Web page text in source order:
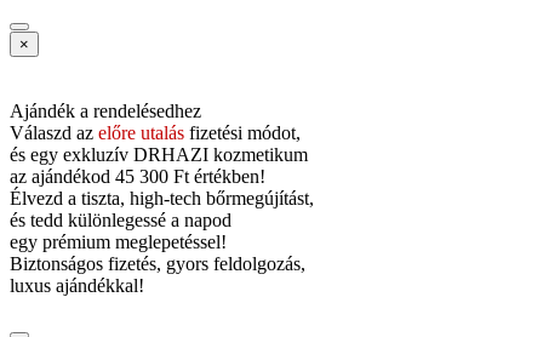
×
Ajándék a rendelésedhez
Válaszd az előre utalás fizetési módot,
és egy exkluzív DRHAZI kozmetikum
az ajándékod 45 300 Ft értékben!
Élvezd a tiszta, high-tech bőrmegújítást,
és tedd különlegessé a napod
egy prémium meglepetéssel!
Biztonságos fizetés, gyors feldolgozás,
luxus ajándékkal!